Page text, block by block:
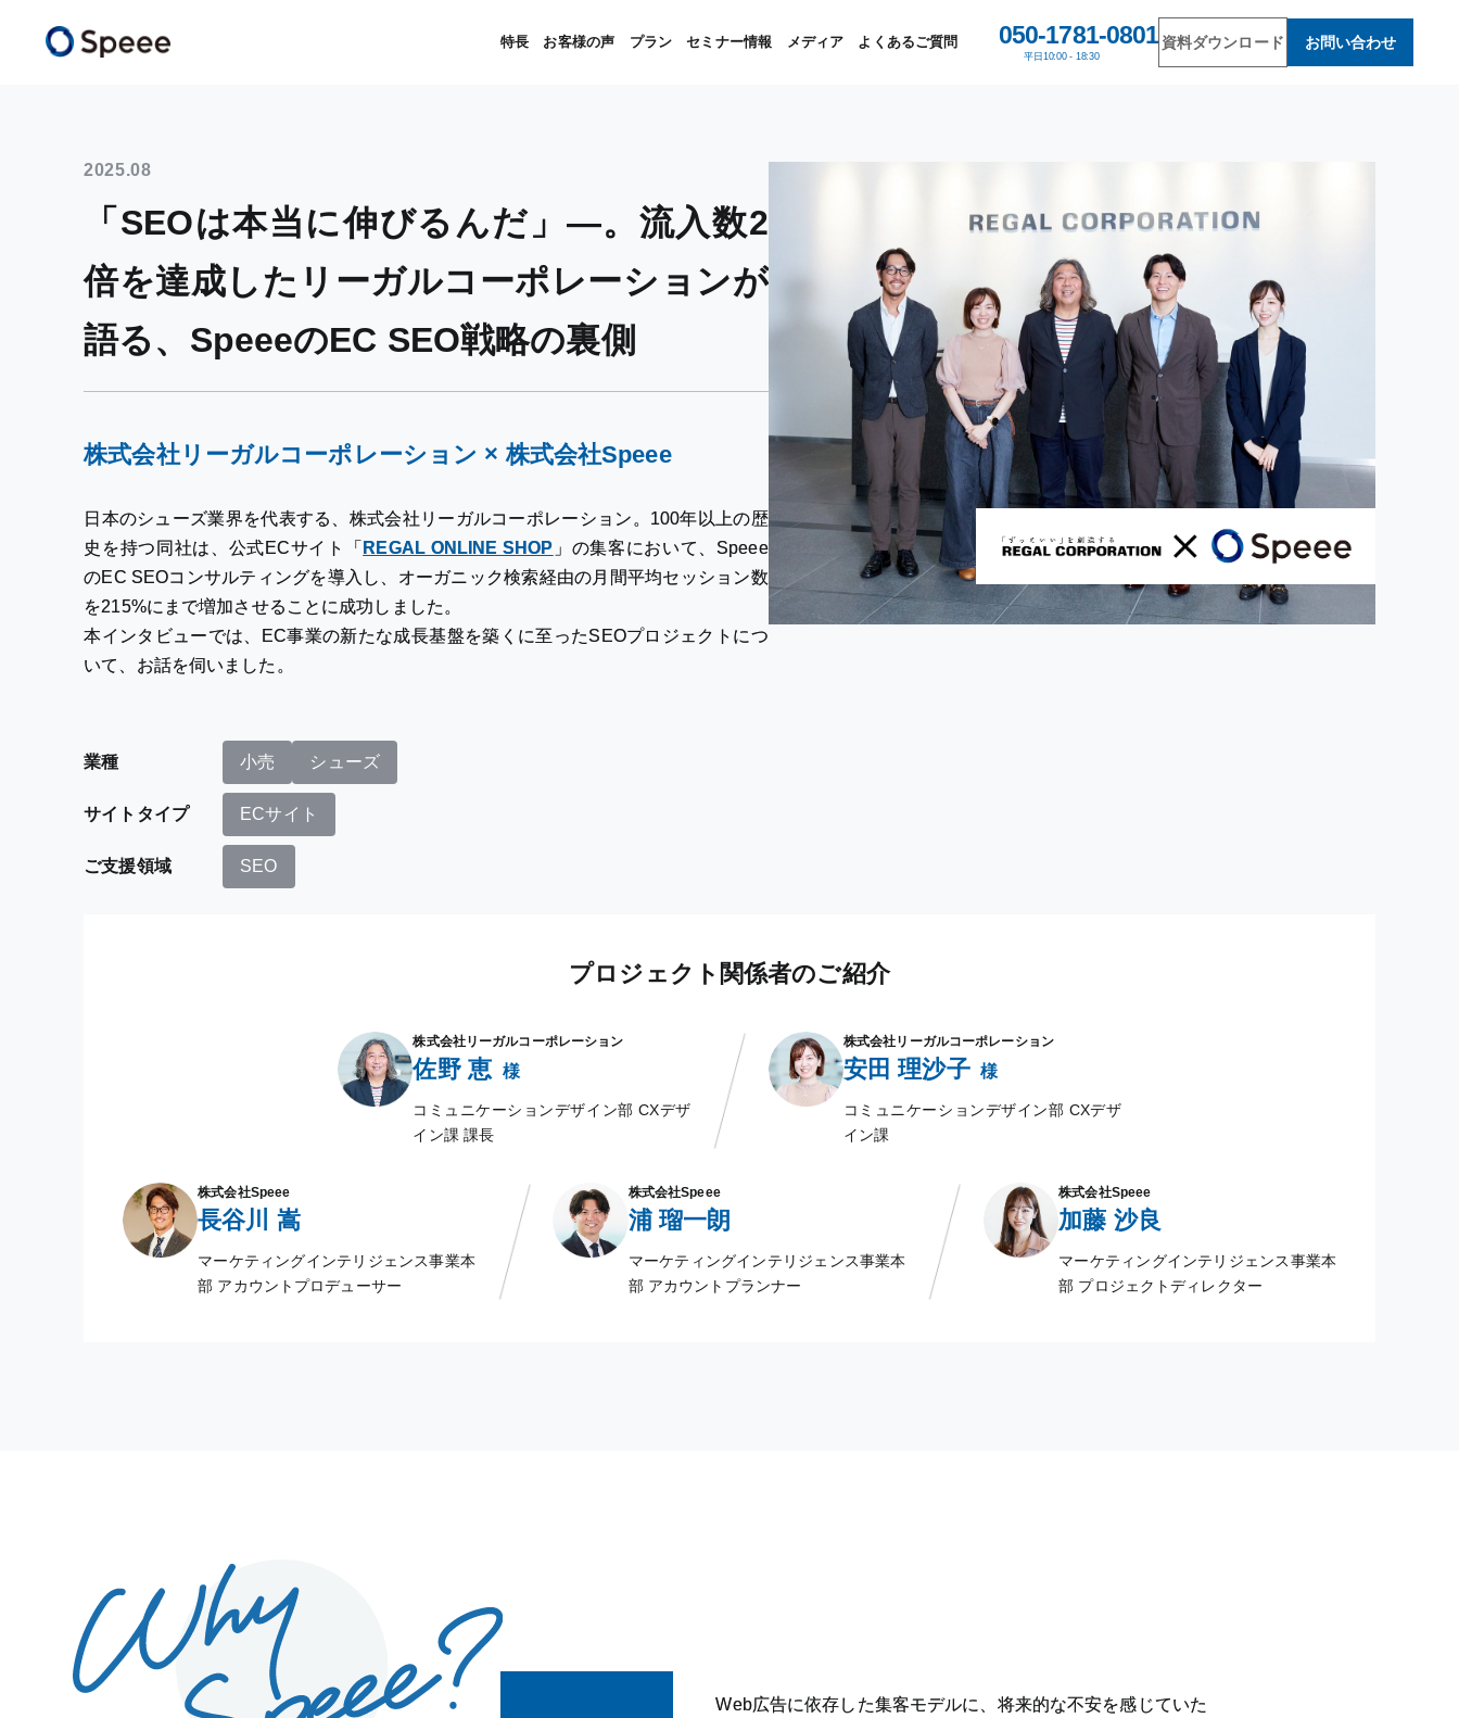
特長 お客様の声 プラン セミナー情報 メディア よくあるご質問 050-1781-0801
平日 10:00 - 18:30
資料ダウンロード お問い合わせ
2025.08
「SEOは本当に伸びるんだ」—。流入数2
倍を達成したリーガルコーポレーションが
語る、SpeeeのEC SEO戦略の裏側
株式会社リーガルコーポレーション × 株式会社Speee
日本のシューズ業界を代表する、株式会社リーガルコーポレーション。100年以上の歴
史を持つ同社は、公式ECサイト「 REGAL ONLINE SHOP 」の集客において、Speee
のEC SEOコンサルティングを導入し、オーガニック検索経由の月間平均セッション数
を215%にまで増加させることに成功しました。
本インタビューでは、EC事業の新たな成長基盤を築くに至ったSEOプロジェクトにつ
いて、お話を伺いました。
業種 小売 シューズ
サイトタイプ ECサイト
ご支援領域 SEO
プロジェクト関係者のご紹介
株式会社リーガルコーポレーション
佐野 恵 様
コミュニケーションデザイン部 CXデザ
イン課 課長
株式会社リーガルコーポレーション
安田 理沙子 様
コミュニケーションデザイン部 CXデザ
イン課
株式会社Speee
長谷川 嵩
マーケティングインテリジェンス事業本
部 アカウントプロデューサー
株式会社Speee
浦 瑠一朗
マーケティングインテリジェンス事業本
部 アカウントプランナー
株式会社Speee
加藤 沙良
マーケティングインテリジェンス事業本
部 プロジェクトディレクター
Web広告に依存した集客モデルに、将来的な不安を感じていた